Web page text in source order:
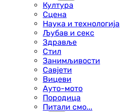
Култура
Сцена
Наука и технологија
Љубав и секс
Здравље
Стил
Занимљивости
Савјети
Вицеви
Ауто-мото
Породица
Питали смо...